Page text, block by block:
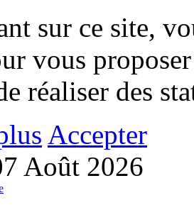
sur ce site,
vous
réaliser des
Accepter
Août 2026